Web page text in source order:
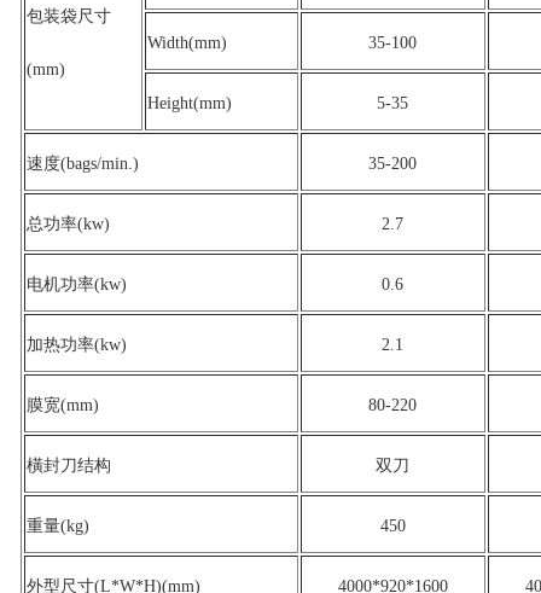
包装袋尺寸
(mm)
Width(mm) 35-100
Height(mm) 5-35
速度(bags/min.) 35-200
总功率(kw) 2.7
电机功率(kw) 0.6
加热功率(kw) 2.1
膜宽(mm) 80-220
橫封刀结构 双刀
重量(kg) 450
外型尺寸(L*W*H)(mm) 4000*920*1600